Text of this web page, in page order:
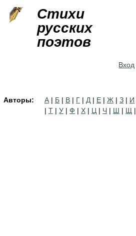
Стихи
русских
поэтов
Вход
Авторы: А | Б | В | Г | Д | Е | Ж | З | И
| Т | У | Ф | Х | Ц | Ч | Ш | Щ |